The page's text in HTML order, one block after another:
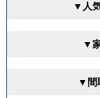
▼人
▼
▼間